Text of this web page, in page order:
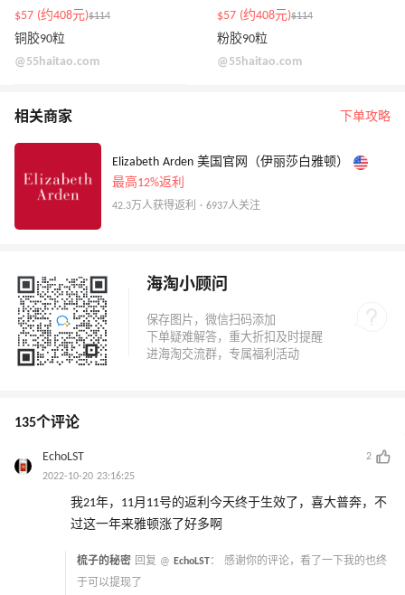
$57 (约408元)$114
铜胶90粒
@55haitao.com
$57 (约408元)$114
粉胶90粒
@55haitao.com
相关商家 下单攻略
Elizabeth Arden 美国官网（伊丽莎白雅顿）
最高12%返利
42.3万人获得返利 · 6937人关注
海淘小顾问
135个评论
EchoLST
2
2022-10-20 23:16:25
我21年，11月11号的返利今天终于生效了，喜大普奔，不
过这一年来雅顿涨了好多啊
梳子的秘密 回复 @ EchoLST： 感谢你的评论，看了一下我的也终
于可以提现了